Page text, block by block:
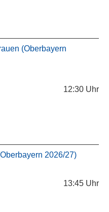
(Oberbayern
12:30 Uhr
2026/27)
13:45 Uhr